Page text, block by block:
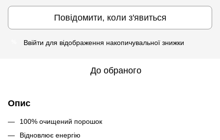
Повідомити, коли з'явиться
Ввійти для відображення накопичувальної знижки
До обраного
Опис
100% очищений порошок
Відновлює енергію